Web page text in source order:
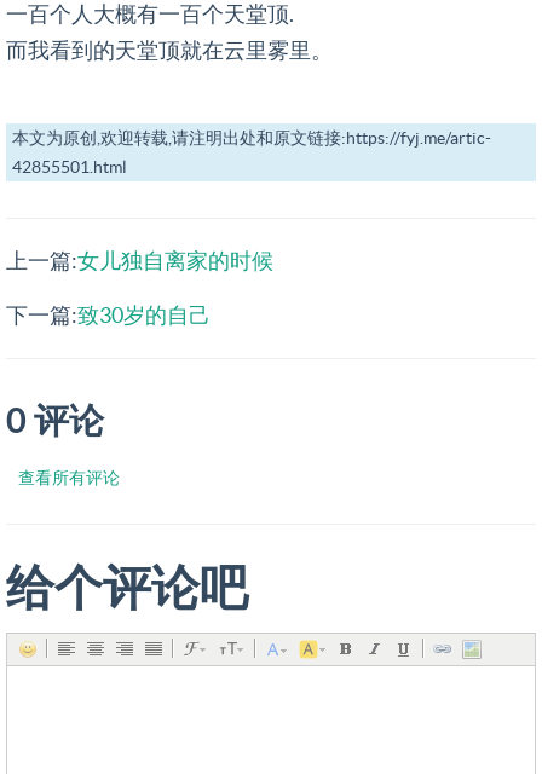
一百个人大概有一百个天堂顶.
而我看到的天堂顶就在云里雾里。
本文为原创,欢迎转载,请注明出处和原文链接:https://fyj.me/artic-
42855501.html
上一篇:女儿独自离家的时候
下一篇:致30岁的自己
0 评论
查看所有评论
给个评论吧